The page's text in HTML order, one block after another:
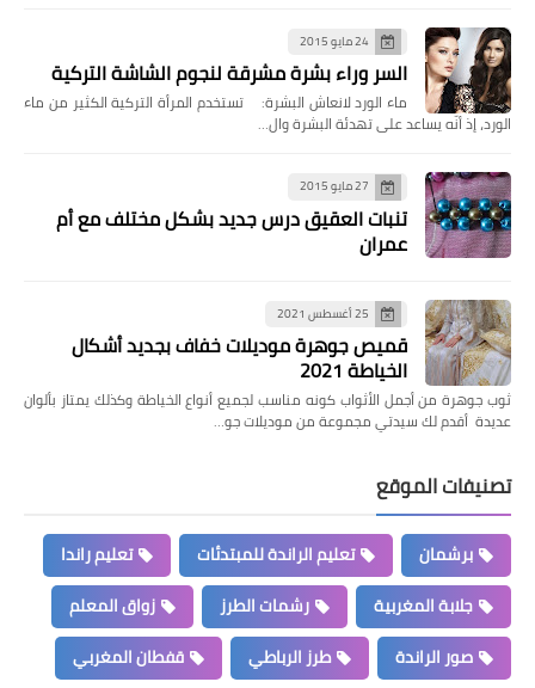
24 مايو 2015
السر وراء بشرة مشرقة لنجوم الشاشة التركية
ماء الورد لانعاش البشرة: تستخدم المرأة التركية الكثير من ماء
الورد، إذ أنّه يساعد على تهدئة البشرة وال…
27 مايو 2015
تنبات العقيق درس جديد بشكل مختلف مع أم
عمران
25 أغسطس 2021
قميص جوهرة موديلات خفاف بجديد أشكال
الخياطة 2021
ثوب جوهرة من أجمل الأثواب كونه مناسب لجميع أنواع الخياطة وكذلك يمتاز بألوان
عديدة أقدم لك سيدتي مجموعة من موديلات جو…
تصنيفات الموقع
برشمان تعليم الراندة للمبتدئات
تعليم راندا
جلابة المغربية
رشمات الطرز
زواق المعلم
صور الراندة
طرز الرباطي قفطان المغربي